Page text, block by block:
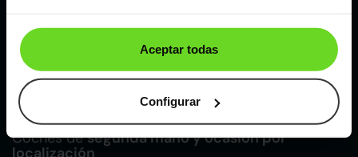
Aceptar todas
Configurar
Ver Citroen C4 de segunda mano y ocasión
Citroen C4 de segunda mano y ocasión
Coches desegunda mano y ocasión por
localización